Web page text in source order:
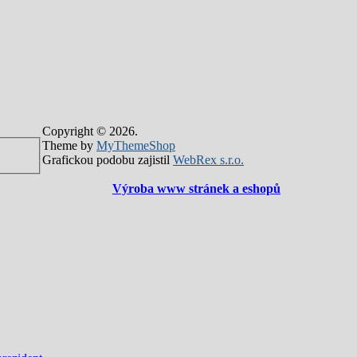
Copyright © 2026.
Theme by MyThemeShop
Grafickou podobu zajistil WebRex s.r.o.
Výroba www stránek a eshopů